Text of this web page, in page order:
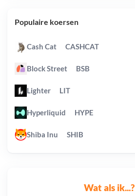
Wat als ik...?
Populaire koersen
Cash Cat CASHCAT
Block Street BSB
Lighter LIT
Hyperliquid HYPE
Shiba Inu SHIB